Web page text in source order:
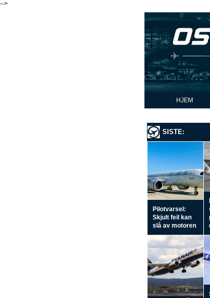
-->
HJEM
SISTE:
Pilotvarsel:
Skjult feil kan
slå av motoren